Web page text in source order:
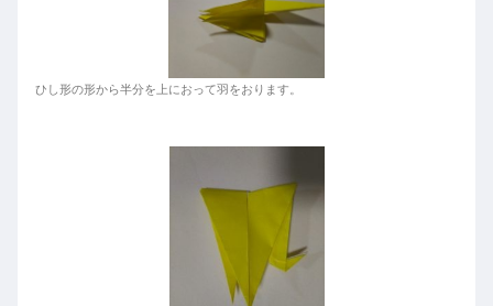
ひし形の形から半分を上におって羽をおります。